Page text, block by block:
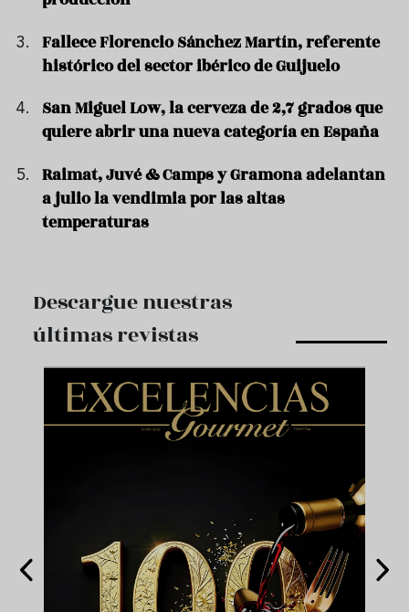
Fallece Florencio Sánchez Martín, referente
histórico del sector ibérico de Guijuelo
San Miguel Low, la cerveza de 2,7 grados que
quiere abrir una nueva categoría en España
Raimat, Juvé & Camps y Gramona adelantan
a julio la vendimia por las altas
temperaturas
Descargue nuestras
últimas revistas